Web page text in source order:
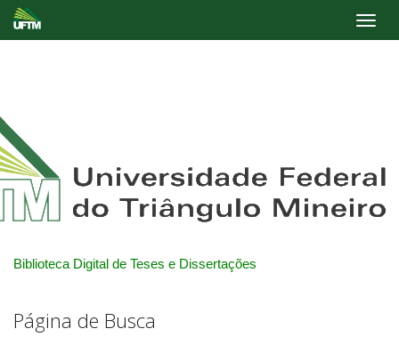
Biblioteca Digital de Teses e Dissertações
Página de Busca